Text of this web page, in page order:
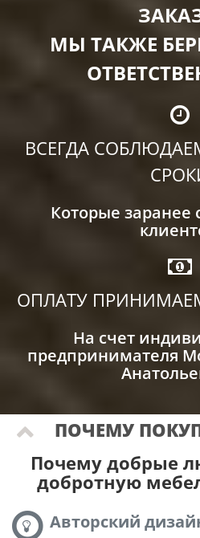
МЫ ТАКЖЕ
ВСЕГДА
Которые заранее
ОПЛАТУ
На счет
предпринимателя
ПОЧЕМУ
Почему добрые
добротную
Авторский